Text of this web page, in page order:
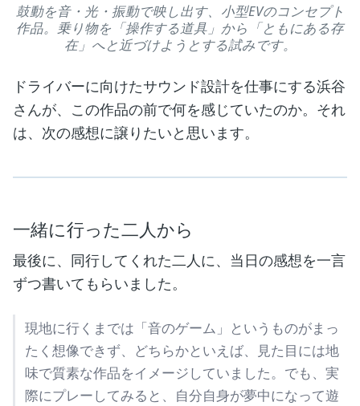
鼓動を音・光・振動で映し出す、小型EVのコンセプト
作品。乗り物を「操作する道具」から「ともにある存
在」へと近づけようとする試みです。
ドライバーに向けたサウンド設計を仕事にする浜谷
さんが、この作品の前で何を感じていたのか。それ
は、次の感想に譲りたいと思います。
一緒に行った二人から
最後に、同行してくれた二人に、当日の感想を一言
ずつ書いてもらいました。
現地に行くまでは「音のゲーム」というものがまっ
たく想像できず、どちらかといえば、見た目には地
味で質素な作品をイメージしていました。でも、実
際にプレーしてみると、自分自身が夢中になって遊